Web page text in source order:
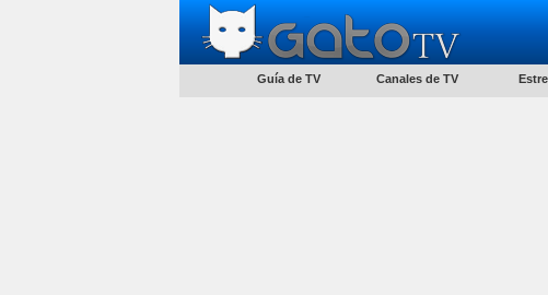
Guía de TV Canales de TV